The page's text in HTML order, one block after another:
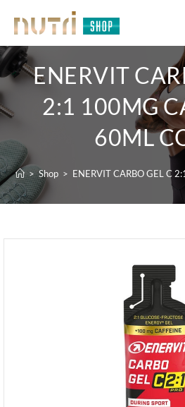
ENERVIT
2:1 100MG
60ML
> Shop > ENERVIT CARBO GEL C